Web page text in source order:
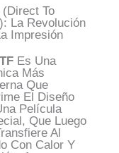
(Direct To
La Revolución
Impresión
Es Una
Más
Que
El Diseño
Película
Que Luego
Al
Con Calor Y